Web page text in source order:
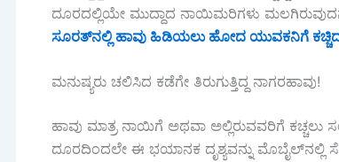
ದೂರದಲ್ಲಿಯೇ ಮುದ್ದಾದ ನಾಯಿಮರಿಗಳು
ಸೂರತ್‌ನಲ್ಲಿ ಹಾವು ಹಿಡಿಯಲು ಹೋದ ಯುವಕನಿಗೆ
ಮನುಷ್ಯರು ಚಲಿಸಿದ ಕಡೆಗೇ ತಿರುಗುತ್ತಿದ್ದ ನಾಗರಹಾವು!
ಹಾವು ಮಾತ್ರ ನಾಯಿಗೆ ಅಥವಾ ಅಲ್ಲಿರುವವರಿಗೆ ಕಚ್ಚಲು
ದೂರದಿಂದಲೇ ಈ ಭಯಾನಕ ದೃಶ್ಯವನ್ನು ಮೊಬೈಲ್‌ನಲ್ಲಿ